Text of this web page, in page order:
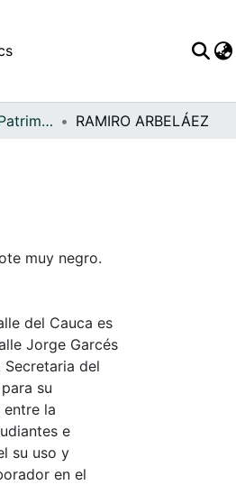
APFFVC - Moda - Patrimonial RAMIRO ARBELÁEZ
muy negro.
del Cauca es
Jorge Garcés
del
su
la
e
su uso y
en el